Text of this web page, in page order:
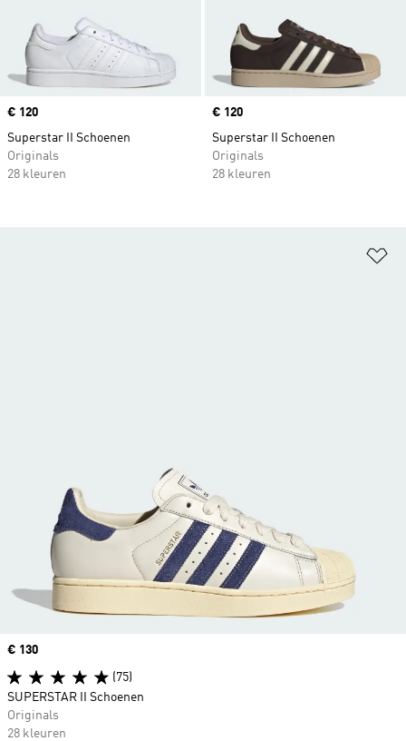
Price
€ 120
Superstar II Schoenen
Originals
28 kleuren
Price
€ 120
Superstar II Schoenen
Originals
28 kleuren
Price
€ 130
(75)
SUPERSTAR II Schoenen
Originals
28 kleuren